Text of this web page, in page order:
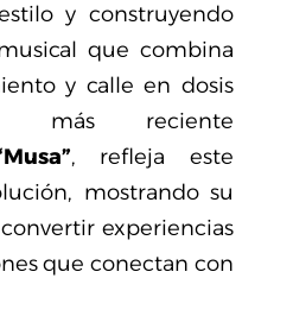
y construyendo
que combina
y calle en dosis
más reciente
, refleja este
mostrando su
experiencias
que conectan con